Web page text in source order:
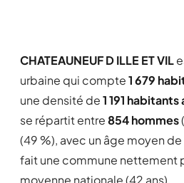
CHATEAUNEUF D ILLE ET VIL
urbaine qui compte1 679
une densité de1 191 habitants
se répartit entre854 hommes
(49 %), avec un âge moyen de
fait une commune nettement
moyenne nationale (42 ans).